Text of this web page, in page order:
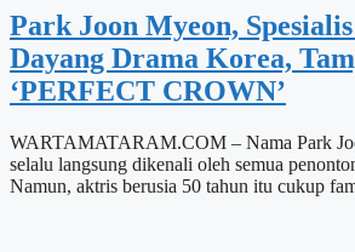
Park Joon Myeon,
Dayang Drama Korea,
‘PERFECT CROWN’
WARTAMATARAM.COM – Nama Park
selalu langsung dikenali oleh semua
Namun, aktris berusia 50 tahun itu cukup